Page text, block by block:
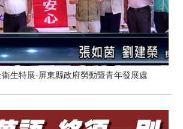
生特展-屏東縣政府勞動暨青年發展處